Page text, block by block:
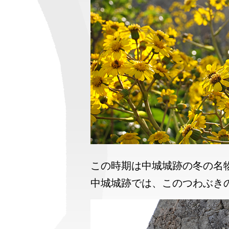
この時期は中城城跡の冬の
中城城跡では、このつわぶき